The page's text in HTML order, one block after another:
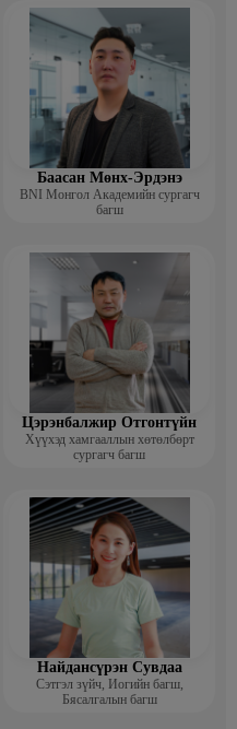
Баасан Мөнх-Эрдэнэ
BNI Монгол Академийн сургагч
багш
Цэрэнбалжир Отгонтүйн
Хүүхэд хамгааллын хөтөлбөрт
сургагч багш
Найдансүрэн Сувдаа
Сэтгэл зүйч, Иогийн багш,
Бясалгалын багш